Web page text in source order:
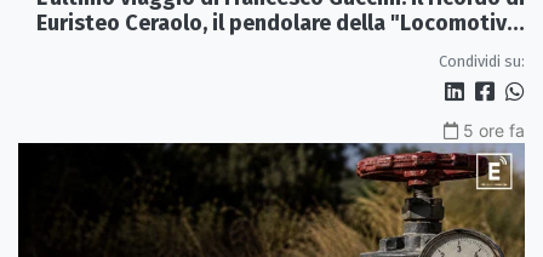
Euristeo Ceraolo, il pendolare della "Locomotiva
Condividi su:
5 ore fa